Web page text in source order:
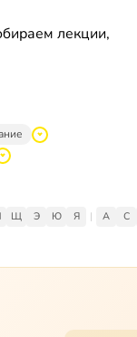
лекции,
Щ Э Ю Я | A C